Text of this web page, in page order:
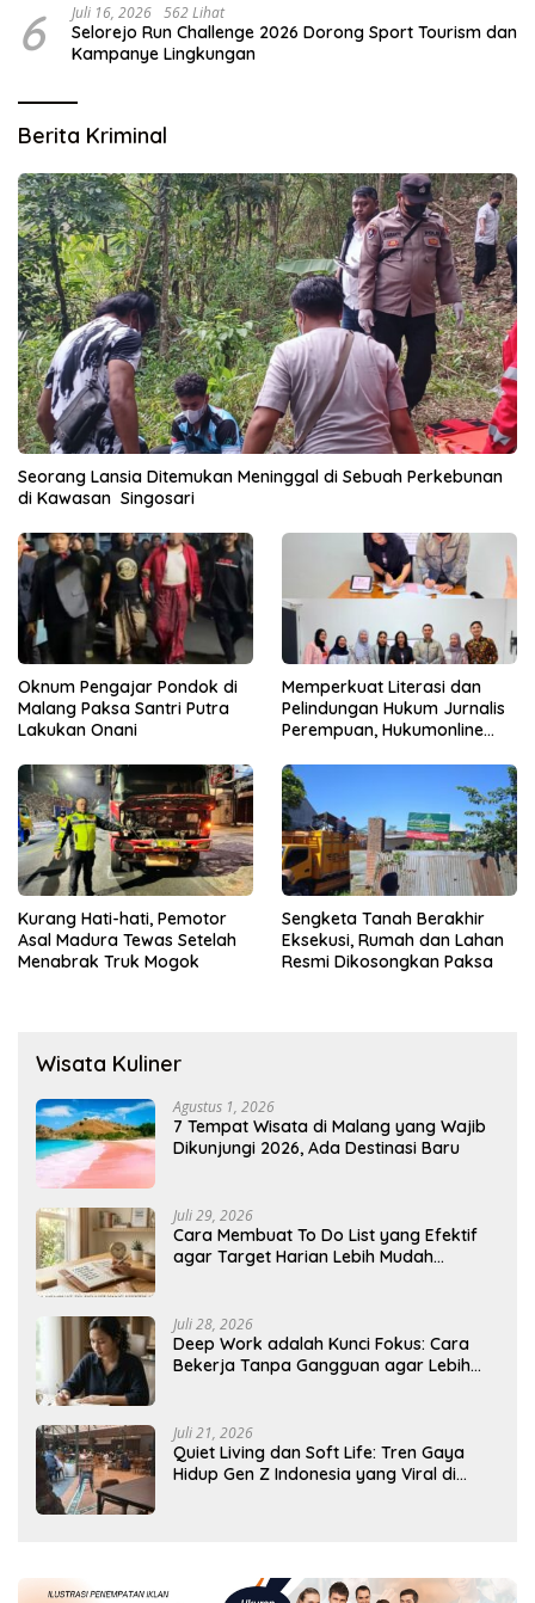
6 Juli 16, 2026 562 Lihat
Selorejo Run Challenge 2026 Dorong Sport Tourism dan
Kampanye Lingkungan
Berita Kriminal
Seorang Lansia Ditemukan Meninggal di Sebuah Perkebunan
di Kawasan Singosari
Oknum Pengajar Pondok di
Malang Paksa Santri Putra
Lakukan Onani
Memperkuat Literasi dan
Pelindungan Hukum Jurnalis
Perempuan, Hukumonline
Gratis
Kurang Hati-hati, Pemotor
Asal Madura Tewas Setelah
Menabrak Truk Mogok
Sengketa Tanah Berakhir
Eksekusi, Rumah dan Lahan
Resmi Dikosongkan Paksa
Wisata Kuliner
Agustus 1, 2026
7 Tempat Wisata di Malang yang Wajib
Dikunjungi 2026, Ada Destinasi Baru
Juli 29, 2026
Cara Membuat To Do List yang Efektif
agar Target Harian Lebih Mudah
Juli 28, 2026
Deep Work adalah Kunci Fokus: Cara
Bekerja Tanpa Gangguan agar Lebih
Juli 21, 2026
Quiet Living dan Soft Life: Tren Gaya
Hidup Gen Z Indonesia yang Viral di